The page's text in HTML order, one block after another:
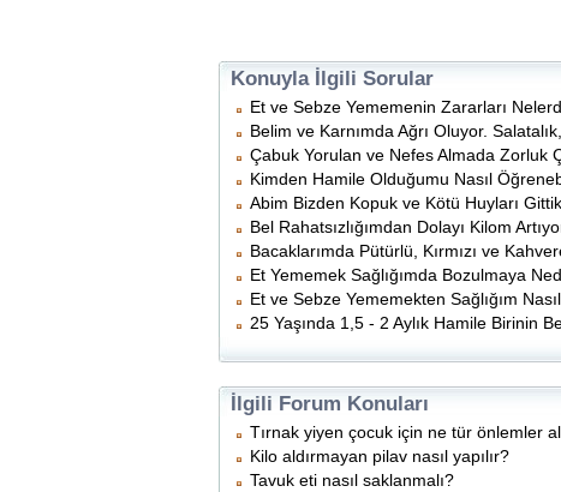
Konuyla İlgili Sorular
Et ve Sebze Yememenin Zararları
Belim ve Karnımda Ağrı Oluyor.
Çabuk Yorulan ve Nefes Almada Zorluk
Kimden Hamile Olduğumu Nasıl
Abim Bizden Kopuk ve Kötü Huyları
Bel Rahatsızlığımdan Dolayı Kilom
Bacaklarımda Pütürlü, Kırmızı ve
Et Yememek Sağlığımda Bozulmaya
Et ve Sebze Yememekten Sağlığım
25 Yaşında 1,5 - 2 Aylık Hamile Birinin
İlgili Forum Konuları
Tırnak yiyen çocuk için ne tür önlemler
Kilo aldırmayan pilav nasıl yapılır?
Tavuk eti nasıl saklanmalı?